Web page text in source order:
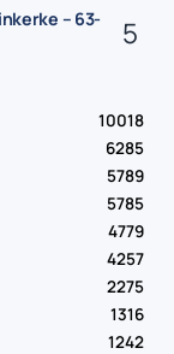
– 63-
10018
6285
5789
5785
4779
4257
2275
1316
1242